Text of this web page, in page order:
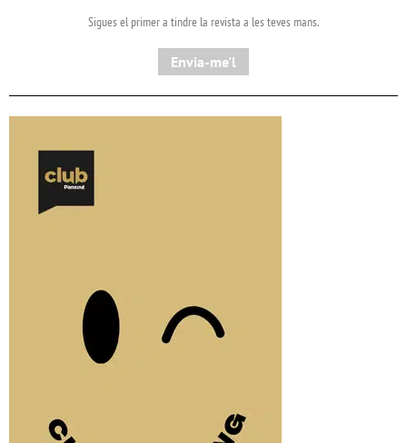
Sigues el primer a tindre la revista a les teves mans.
Envia-me'l